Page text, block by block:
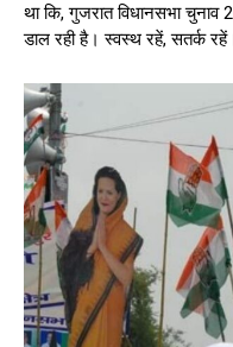
था कि, गुजरात विधानसभा
डाल रही है। स्वस्थ रहें, सतर्क